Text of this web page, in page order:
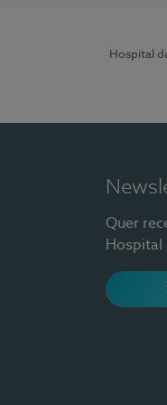
Hospital
Quer
Hospital